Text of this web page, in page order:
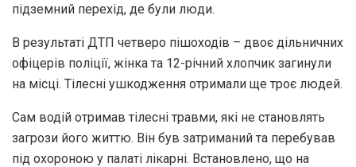
підземний перехід, де були люди.
В результаті ДТП четверо пішоходів – двоє дільничних
офіцерів поліції, жінка та 12-річний хлопчик загинули
на місці. Тілесні ушкодження отримали ще троє людей.
Сам водій отримав тілесні травми, які не становлять
загрози його життю. Він був затриманий та перебував
під охороною у палаті лікарні. Встановлено, що на